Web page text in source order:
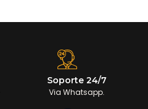
Soporte 24/7
Via Whatsapp.